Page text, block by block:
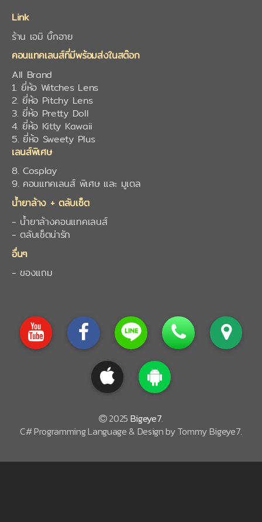
Link
ร้าน เอมิ บิ๊กอาย
คอนแทคเลนส์ที่มีพร้อมส่งในสต๊อก
All Brand
1. ยี่ห้อ Witches Lens
2. ยี่ห้อ Pitchy Lens
3. ยี่ห้อ Pretty Doll
4. ยี่ห้อ Kitty Kawaii
5. ยี่ห้อ Sweety Plus
เลนส์พิเศษ
8. Cosplay
9. คอนแทคเลนส์ พิเศษ และ มูเตล
น้ำยาล้าง + ตลับเซ็ต
- น้ำยาล้างคอนแทคเลนส์
- ตลับเซ็ตน่ารัก
อื่นๆ
- ของแถม
2025 Bigeye7.
C# Programming Language & Design by Tommy Bigeye7.